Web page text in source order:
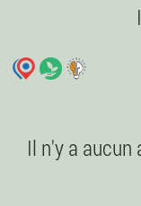
Il n'y a